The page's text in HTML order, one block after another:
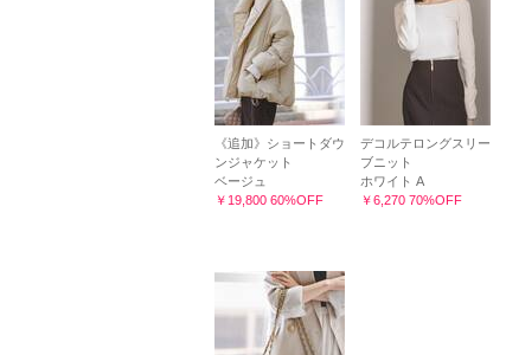
《追加》ショートダウ
ンジャケット
ベージュ
￥19,800 60%OFF
デコルテロングスリー
ブニット
ホワイト A
￥6,270 70%OFF